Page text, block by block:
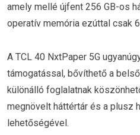
amely mellé újfent 256 GB-os
operatív memória ezúttal csak
A TCL 40 NxtPaper 5G
támogatással, bővíthető a
különálló foglalatnak
megnövelt háttértár és a plusz
lehetőségével.